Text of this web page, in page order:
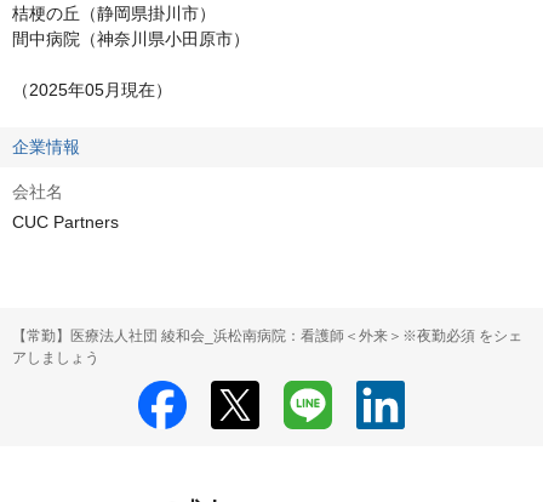
桔梗の丘（静岡県掛川市）
間中病院（神奈川県小田原市）
（2025年05月現在）
企業情報
会社名
CUC Partners
【常勤】医療法人社団 綾和会_浜松南病院：看護師＜外来＞※夜勤必須 をシェ
アしましょう